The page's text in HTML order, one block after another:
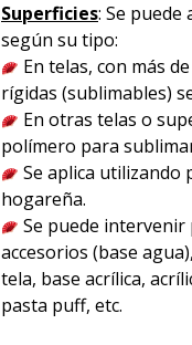
Superficies: Se
según su tipo:
En telas, con más
rígidas (sublimables)
En otras telas o
polímero para
Se aplica utilizando
hogareña.
Se puede
accesorios (base
tela, base acrílica,
pasta puff, etc.